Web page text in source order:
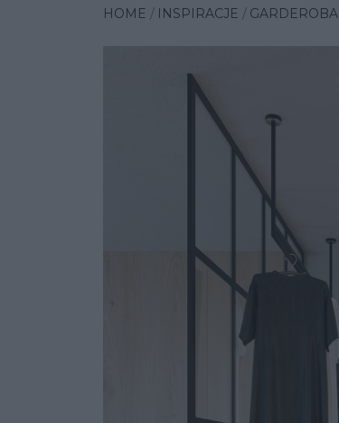
HOME INSPIRACJE GARDEROBA